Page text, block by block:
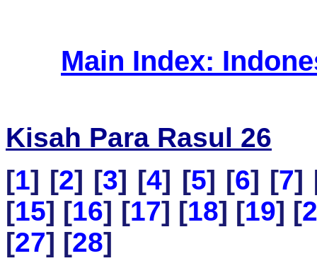
Main Index:
Kisah Para Rasul 26
[1] [2] [3] [4] [5] [6] [7]
[15] [16] [17] [18] [19] [
[27] [28]